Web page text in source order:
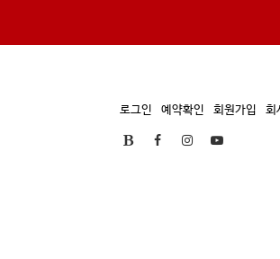
로그인 예약확인 회원가입 회